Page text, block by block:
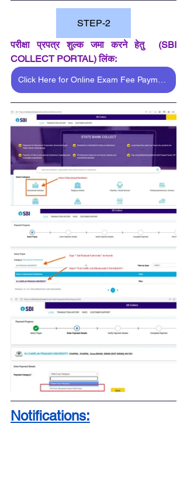
STEP-2
परीक्षा प्रपत्र शुल्क जमा करने हेतु  (SBI
COLLECT PORTAL) लिंक:
Notifications: